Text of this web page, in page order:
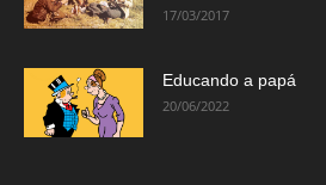
17/03/2017
Educando a papá
20/06/2022